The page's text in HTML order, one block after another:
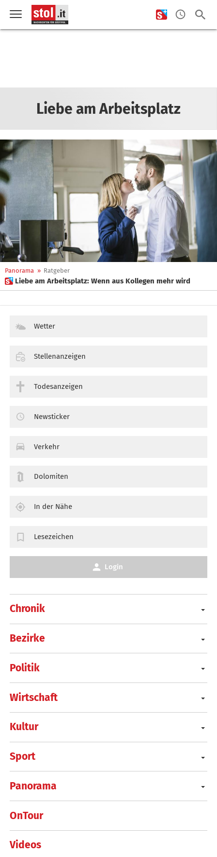
Liebe am Arbeitsplatz
Panorama » Ratgeber
 Liebe am Arbeitsplatz: Wenn aus Kollegen mehr wird
Chronik
Bezirke
Politik
Wirtschaft
Kultur
Sport
Panorama
OnTour
Videos
Wetter
Stellenanzeigen
Todesanzeigen
Newsticker
Verkehr
Dolomiten
In der Nähe
Lesezeichen
Login